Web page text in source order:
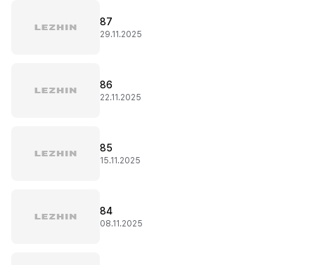
87
29.11.2025
86
22.11.2025
85
15.11.2025
84
08.11.2025